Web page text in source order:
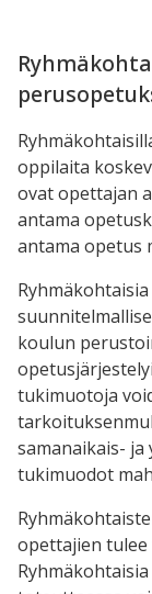
oppilaita
ovat opettajan
antama
antama opetus
koulun
tukimuotoja
samanaikais-
tukimuodot
opettajien